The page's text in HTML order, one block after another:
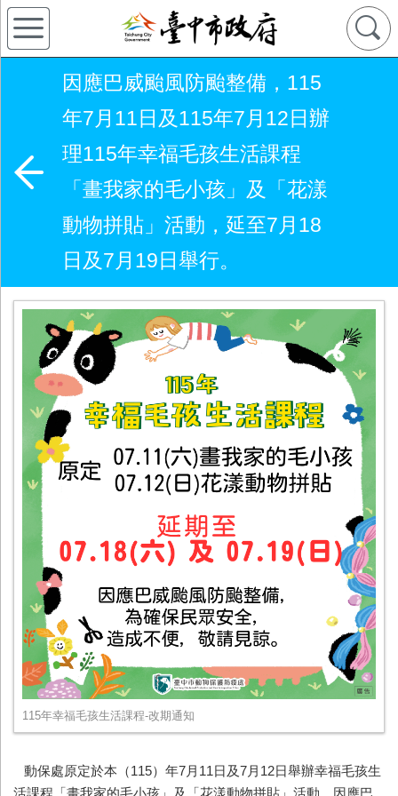
因應巴威颱風防颱整備，115
年7月11日及115年7月12日辦
理115年幸福毛孩生活課程
「畫我家的毛小孩」及「花漾
動物拼貼」活動，延至7月18
日及7月19日舉行。
115年幸福毛孩生活課程-改期通知
動保處原定於本（115）年7月 11日及7月 12日舉辦幸福毛孩生
活課程「畫我家的毛小孩」及「花漾動物拼貼」活動，因應巴